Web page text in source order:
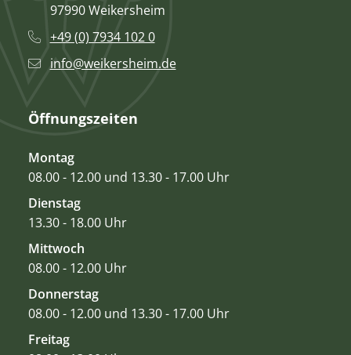
97990 Weikersheim
+49 (0) 7934 102 0
info@weikersheim.de
Öffnungszeiten
Montag
08.00 - 12.00 und 13.30 - 17.00 Uhr
Dienstag
13.30 - 18.00 Uhr
Mittwoch
08.00 - 12.00 Uhr
Donnerstag
08.00 - 12.00 und 13.30 - 17.00 Uhr
Freitag